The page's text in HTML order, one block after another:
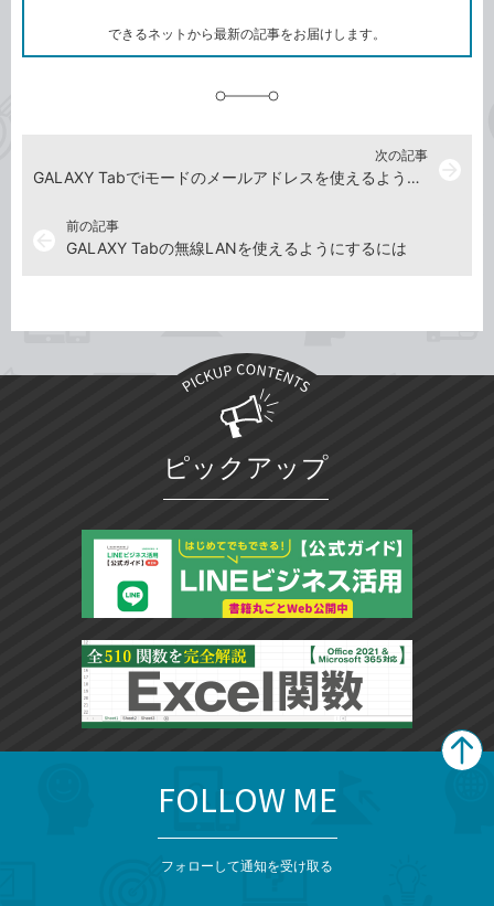
ク
できるネットから最新の記事をお届けします。
前の記事
GALAXY Tabの無線LANを使えるようにするには
次の記事
GALAXY Tabでiモードのメールアドレスを使えるようにするには
ピックアップ
FOLLOW ME
フォローして通知を受け取る